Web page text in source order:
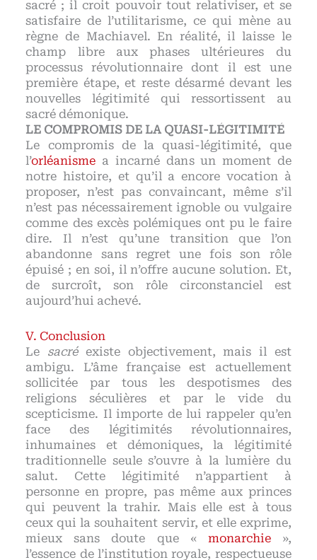
sacré ; il croit pouvoir tout relativiser, et se
satisfaire de l’utilitarisme, ce qui mène au
règne de Machiavel. En réalité, il laisse le
champ libre aux phases ultérieures du
processus révolutionnaire dont il est une
première étape, et reste désarmé devant les
nouvelles légitimité qui ressortissent au
sacré démonique.
LE COMPROMIS DE LA QUASI-LÉGITIMITÉ
Le compromis de la quasi-légitimité, que
l’orléanisme a incarné dans un moment de
notre histoire, et qu’il a encore vocation à
proposer, n’est pas convaincant, même s’il
n’est pas nécessairement ignoble ou vulgaire
comme des excès polémiques ont pu le faire
dire. Il n’est qu’une transition que l’on
abandonne sans regret une fois son rôle
épuisé ; en soi, il n’offre aucune solution. Et,
de surcroît, son rôle circonstanciel est
aujourd’hui achevé.
Conclusion
Le sacréexiste objectivement, mais il est
ambigu. L’âme française est actuellement
sollicitée par tous les despotismes des
religions séculières et par le vide du
scepticisme. Il importe de lui rappeler qu’en
face des légitimités révolutionnaires,
inhumaines et démoniques, la légitimité
traditionnelle seule s’ouvre à la lumière du
salut. Cette légitimité n’appartient à
personne en propre, pas même aux princes
qui peuvent la trahir. Mais elle est à tous
ceux qui la souhaitent servir, et elle exprime,
mieux sans doute que « monarchie»,
l’essence de l’institution royale, respectueuse